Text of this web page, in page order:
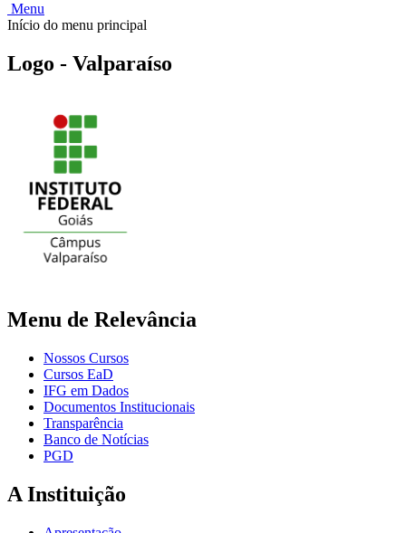
Menu
Início do menu principal
Logo - Valparaíso
Menu de Relevância
Nossos Cursos
Cursos EaD
IFG em Dados
Documentos Institucionais
Transparência
Banco de Notícias
PGD
A Instituição